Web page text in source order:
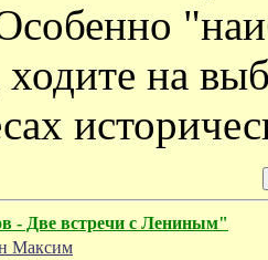
ходите на
- Две встречи с Лениным"
Максим